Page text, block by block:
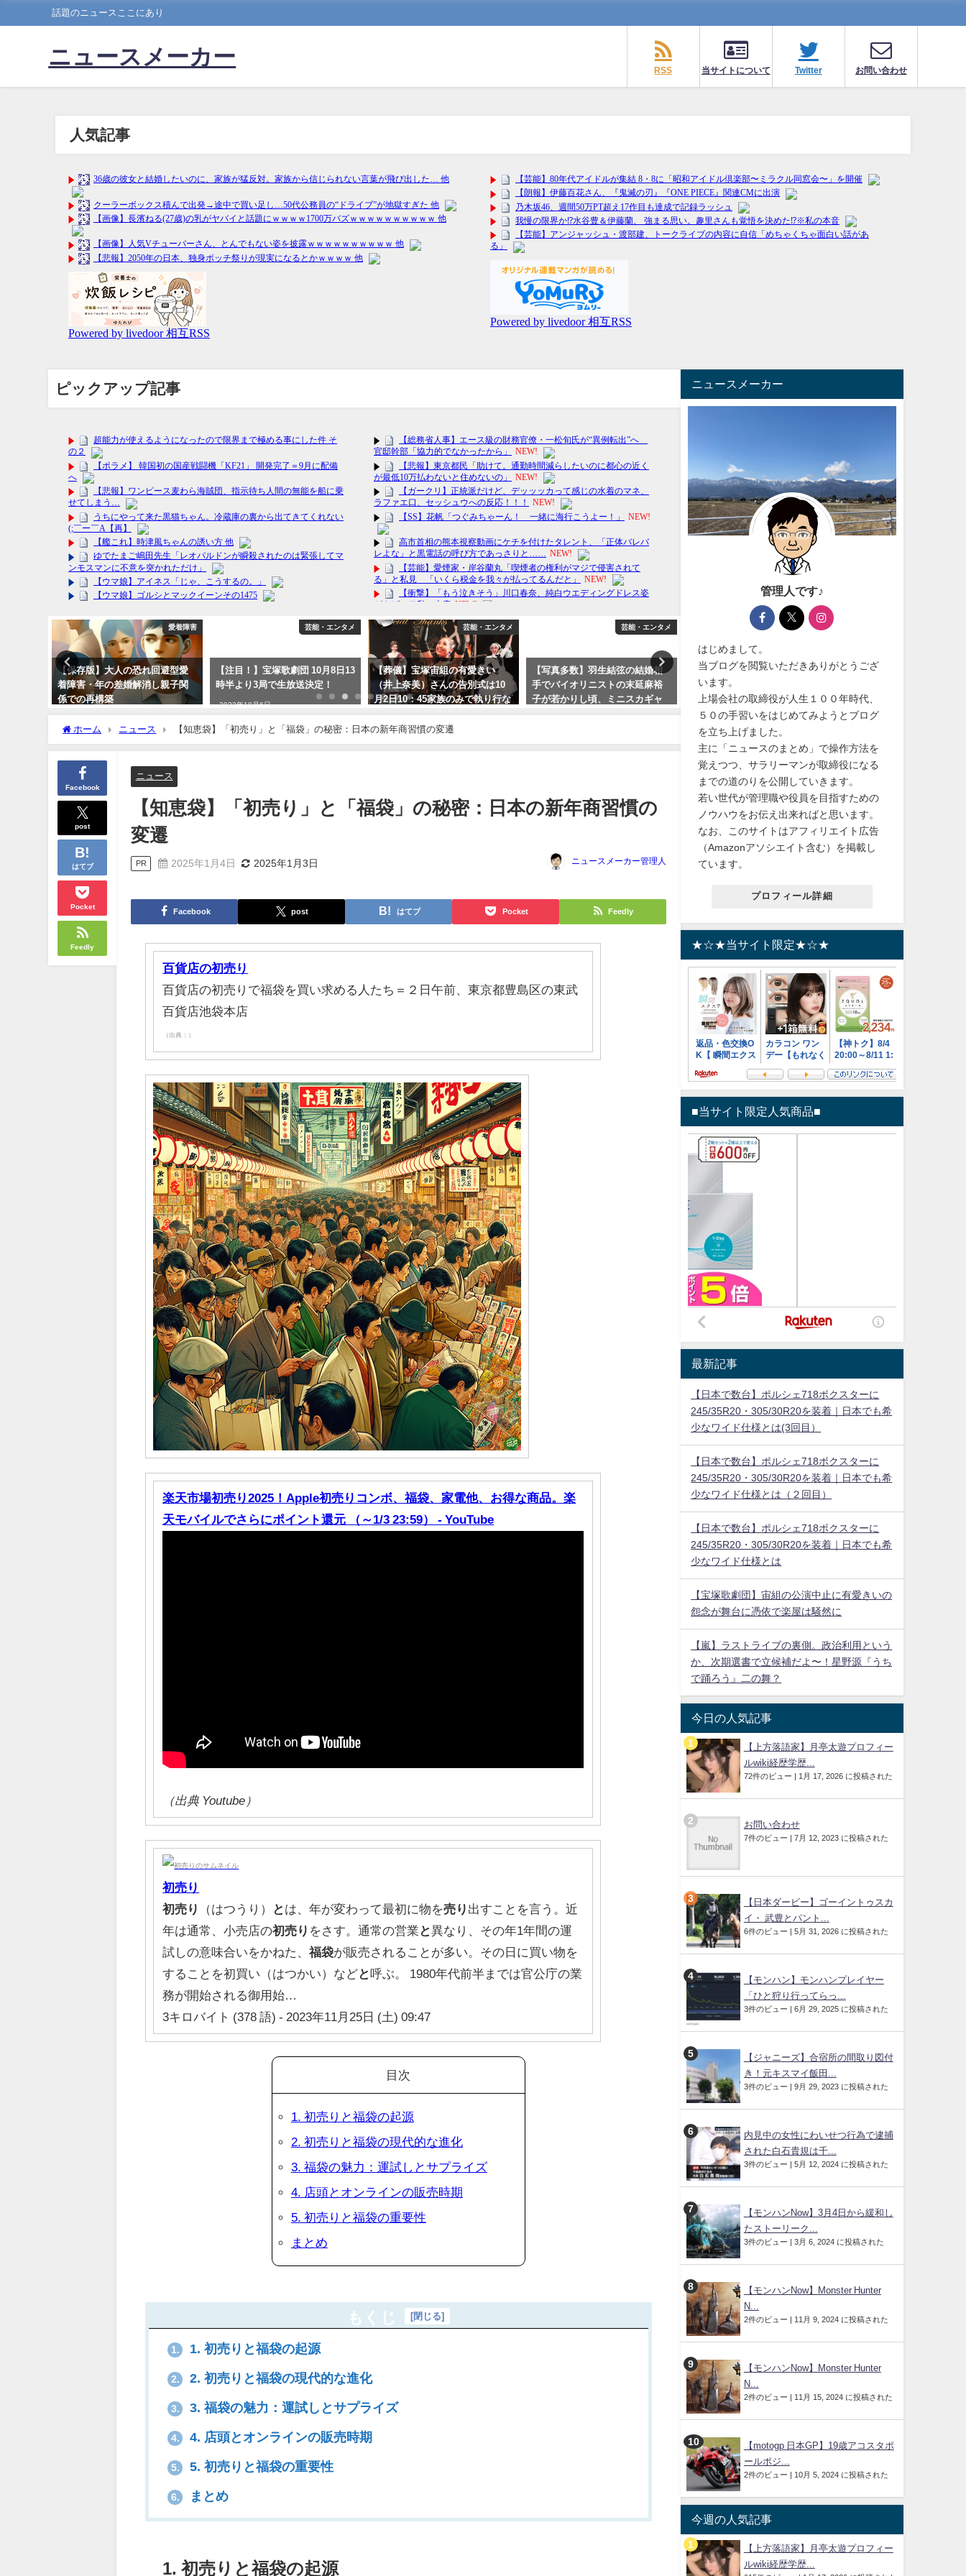
話題のニュースここにあり
ニュースメーカー
RSS 当サイトについて Twitter お問い合わせ
人気記事
ピックアップ記事
愛着障害
【保存版】大人の恐れ回避型愛
着障害・年の差婚解消し親子関
係での再構築
芸能・エンタメ
【注目！】宝塚歌劇団 10月8日13
時半より3局で生放送決定！
2023年10月6日
芸能・エンタメ
【葬儀】宝塚宙組の有愛きい
（井上奈美）さんの告別式は10
月2日10：45家族のみで執り行な
われました。予告していた飛び
降り自殺は稽古終了後、満月の
夜に宙へ。。。
芸能・エンタメ
【写真多数】羽生結弦の結婚相
手でバイオリニストの末延麻裕
子が若かりし頃、ミニスカギャ
ルだった。
アフィリエイト
【避妊】サガミオリジナル002 L
サイズコンドームの特徴と選び
2024年6月9日
【いじめ】宙組の有愛きい
組の一禾あお（本名：井上
美）の動揺。天彩峰里さん
2023年10月1日
ホーム ニュース 【知恵袋】「初売り」と「福袋」の秘密：日本の新年商習慣の変遷
Facebook
post
はてブ
Pocket
Feedly
ニュース
【知恵袋】「初売り」と「福袋」の秘密：日本の新年商習慣の
変遷
PR 2025年1月4日 2025年1月3日 ニュースメーカー管理人
Facebook post はてブ Pocket Feedly
百貨店の初売り
百貨店の初売りで福袋を買い求める人たち＝２日午前、東京都豊島区の東武
百貨店池袋本店
（出典：）
楽天市場初売り2025！Apple初売りコンボ、福袋、家電他、お得な商品。楽
天モバイルでさらにポイント還元 （～1/3 23:59） - YouTube
（出典 Youtube）
初売り
初売り
（はつうり） と は、年が変わって最初に物を売り 出すことを言う。近
年は通常、小売店の初売り をさす。通常の営業 と異なり、その年1年間の運
試しの意味合いをかねた、福袋が販売されることが多い。その日に買い物を
することを初買い（はつかい）などと 呼ぶ。 1980年代前半までは官公庁の業
務が開始される御用始…
3キロバイト (378 語) - 2023年11月25日 (土) 09:47
目次
1. 初売りと福袋の起源
2. 初売りと福袋の現代的な進化
3. 福袋の魅力：運試しとサプライズ
4. 店頭とオンラインの販売時期
5. 初売りと福袋の重要性
まとめ
もくじ [閉じる]
1. 1. 初売りと福袋の起源
2. 2. 初売りと福袋の現代的な進化
3. 3. 福袋の魅力：運試しとサプライズ
4. 4. 店頭とオンラインの販売時期
5. 5. 初売りと福袋の重要性
6. まとめ
1. 初売りと福袋の起源
ニュースメーカー
管理人です♪
はじめまして。
当ブログを閲覧いただきありがとうござ
います。
上場会社の取締役が人生１００年時代、
５０の手習いをはじめてみようとブログ
を立ち上げました。
主に「ニュースのまとめ」で操作方法を
覚えつつ、サラリーマンが取締役になる
までの道のりを公開していきます。
若い世代が管理職や役員を目指すための
ノウハウをお伝え出来ればと思います。
なお、このサイトはアフィリエイト広告
（Amazonアソシエイト含む）を掲載し
ています。
プロフィール詳細
★☆★当サイト限定★☆★
■当サイト限定人気商品■
最新記事
【日本で数台】ポルシェ718ボクスターに
245/35R20・305/30R20を装着｜日本でも希
少なワイド仕様とは(3回目）
【日本で数台】ポルシェ718ボクスターに
245/35R20・305/30R20を装着｜日本でも希
少なワイド仕様とは（２回目）
【日本で数台】ポルシェ718ボクスターに
245/35R20・305/30R20を装着｜日本でも希
少なワイド仕様とは
【宝塚歌劇団】宙組の公演中止に有愛きいの
怨念が舞台に憑依で楽屋は騒然に
【嵐】ラストライブの裏側。政治利用という
か、次期選書で立候補だよ〜！星野源『うち
で踊ろう』二の舞？
今日の人気記事
【上方落語家】月亭太遊プロフィー
ルwiki経歴学歴...
72件のビュー | 1月 17, 2026 に投稿された
お問い合わせ
7件のビュー | 7月 12, 2023 に投稿された
【日本ダービー】ゴーイントゥスカ
イ・ 武豊とパント...
6件のビュー | 5月 31, 2026 に投稿された
【モンハン】モンハンプレイヤー
「ひと狩り行ってらっ...
3件のビュー | 6月 29, 2025 に投稿された
【ジャニーズ】合宿所の間取り図付
き！元キスマイ飯田...
3件のビュー | 9月 29, 2023 に投稿された
内見中の女性にわいせつ行為で逮捕
された白石貴規は千...
3件のビュー | 5月 12, 2024 に投稿された
【モンハンNow】3月4日から緩和し
たストーリーク...
3件のビュー | 3月 6, 2024 に投稿された
【モンハンNow】Monster Hunter
N...
2件のビュー | 11月 9, 2024 に投稿された
【モンハンNow】Monster Hunter
N...
2件のビュー | 11月 15, 2024 に投稿された
【motogp 日本GP】19歳アコスタポ
ールポジ...
2件のビュー | 10月 5, 2024 に投稿された
今週の人気記事
【上方落語家】月亭太遊プロフィー
ルwiki経歴学歴...